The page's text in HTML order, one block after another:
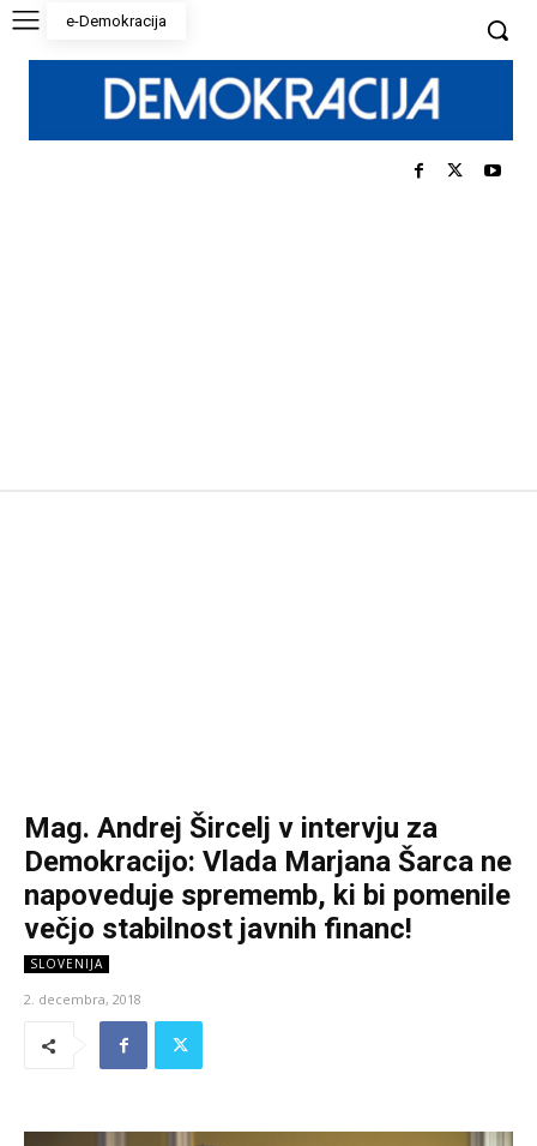
e-Demokracija
Mag. Andrej Šircelj v intervju za
Demokracijo: Vlada Marjana Šarca ne
napoveduje sprememb, ki bi pomenile
večjo stabilnost javnih financ!
SLOVENIJA
2. decembra, 2018